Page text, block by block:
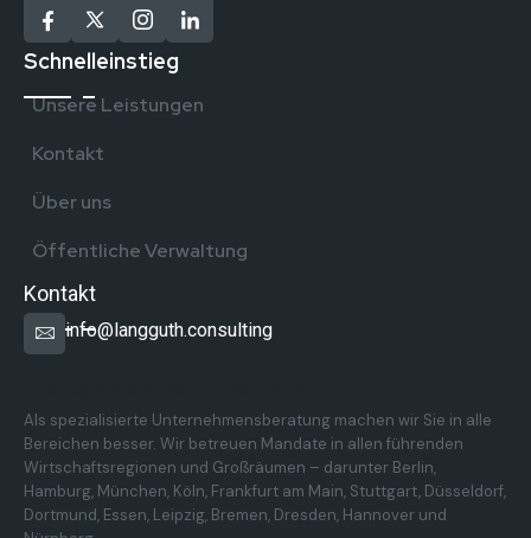
Schnelleinstieg
Unsere Leistungen
Kontakt
Über uns
Öffentliche Verwaltung
Kontakt
info@langguth.consulting
Als spezialisierte Unternehmensberatung machen wir Sie in alle
Bereichen besser. Wir betreuen Mandate in allen führenden
Wirtschaftsregionen und Großräumen – darunter Berlin,
Hamburg, München, Köln, Frankfurt am Main, Stuttgart, Düsseldorf,
Dortmund, Essen, Leipzig, Bremen, Dresden, Hannover und